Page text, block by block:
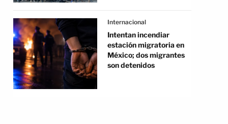
Internacional
Intentan incendiar
estación migratoria en
México; dos migrantes
son detenidos